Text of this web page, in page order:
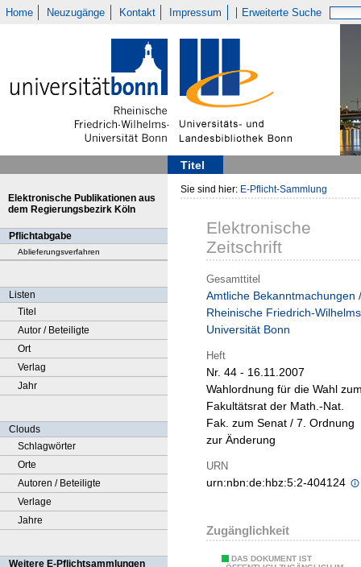
Home Neuzugänge Kontakt Impressum Erweiterte Suche
Titel
Elektronische Publikationen aus
dem Regierungsbezirk Köln
Pflichtabgabe
Ablieferungsverfahren
Listen
Titel
Autor / Beteiligte
Ort
Verlag
Jahr
Clouds
Schlagwörter
Orte
Autoren / Beteiligte
Verlage
Jahre
Weitere E-Pflichtsammlungen
Sie sind hier: E-Pflicht-Sammlung
Elektronische
Zeitschrift
Gesamttitel
Amtliche Bekanntmachungen /
Rheinische Friedrich-
Universität Bonn
Heft
Nr. 44 - 16.11.2007
Wahlordnung für die Wahl
Fakultätsrat der Math.-Nat.
Fak. zum Senat / 7. Ordnung
zur Änderung
URN
urn:nbn:de:hbz:5:2-404124
Zugänglichkeit
DAS DOKUMENT IST